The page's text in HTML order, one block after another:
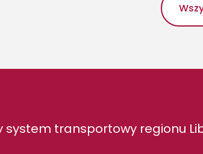
system transportowy regionu